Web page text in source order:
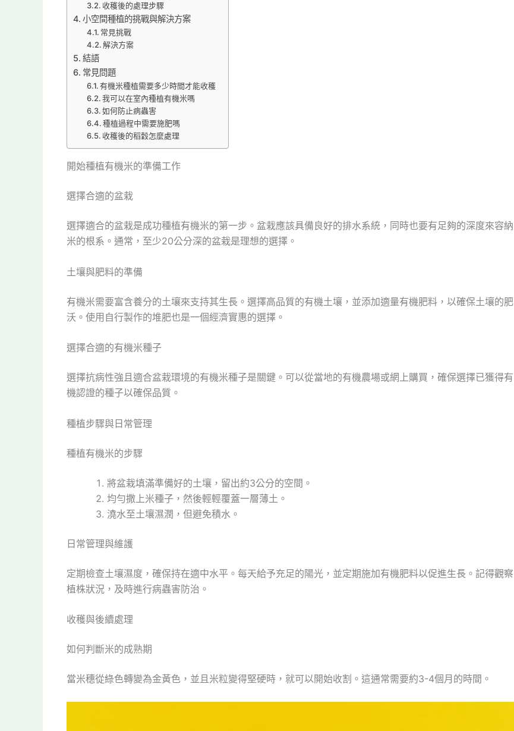
收穫後的處理步驟
小空間種植的挑戰與解決方案
常見挑戰
解決方案
結語
常見問題
有機米種植需要多少時間才能收穫
我可以在室內種植有機米嗎
如何防止病蟲害
種植過程中需要施肥嗎
收穫後的稻穀怎麼處理
開始種植有機米的準備工作
選擇合適的盆栽
選擇適合的盆栽是成功種植有機米的第一步。盆栽應該具備良好的排水系統，同時也要有足夠的深度來容納
米的根系。通常，至少20公分深的盆栽是理想的選擇。
土壤與肥料的準備
有機米需要富含養分的土壤來支持其生長。選擇高品質的有機土壤，並添加適量有機肥料，以確保土壤的肥
沃。使用自行製作的堆肥也是一個經濟實惠的選擇。
選擇合適的有機米種子
選擇抗病性強且適合盆栽環境的有機米種子是關鍵。可以從當地的有機農場或網上購買，確保選擇已獲得有
機認證的種子以確保品質。
種植步驟與日常管理
種植有機米的步驟
將盆栽填滿準備好的土壤，留出約3公分的空間。
均勻撒上米種子，然後輕輕覆蓋一層薄土。
澆水至土壤濕潤，但避免積水。
日常管理與維護
定期檢查土壤濕度，確保持在適中水平。每天給予充足的陽光，並定期施加有機肥料以促進生長。記得觀察
植株狀況，及時進行病蟲害防治。
收穫與後續處理
如何判斷米的成熟期
當米穗從綠色轉變為金黃色，並且米粒變得堅硬時，就可以開始收割。這通常需要約3-4個月的時間。